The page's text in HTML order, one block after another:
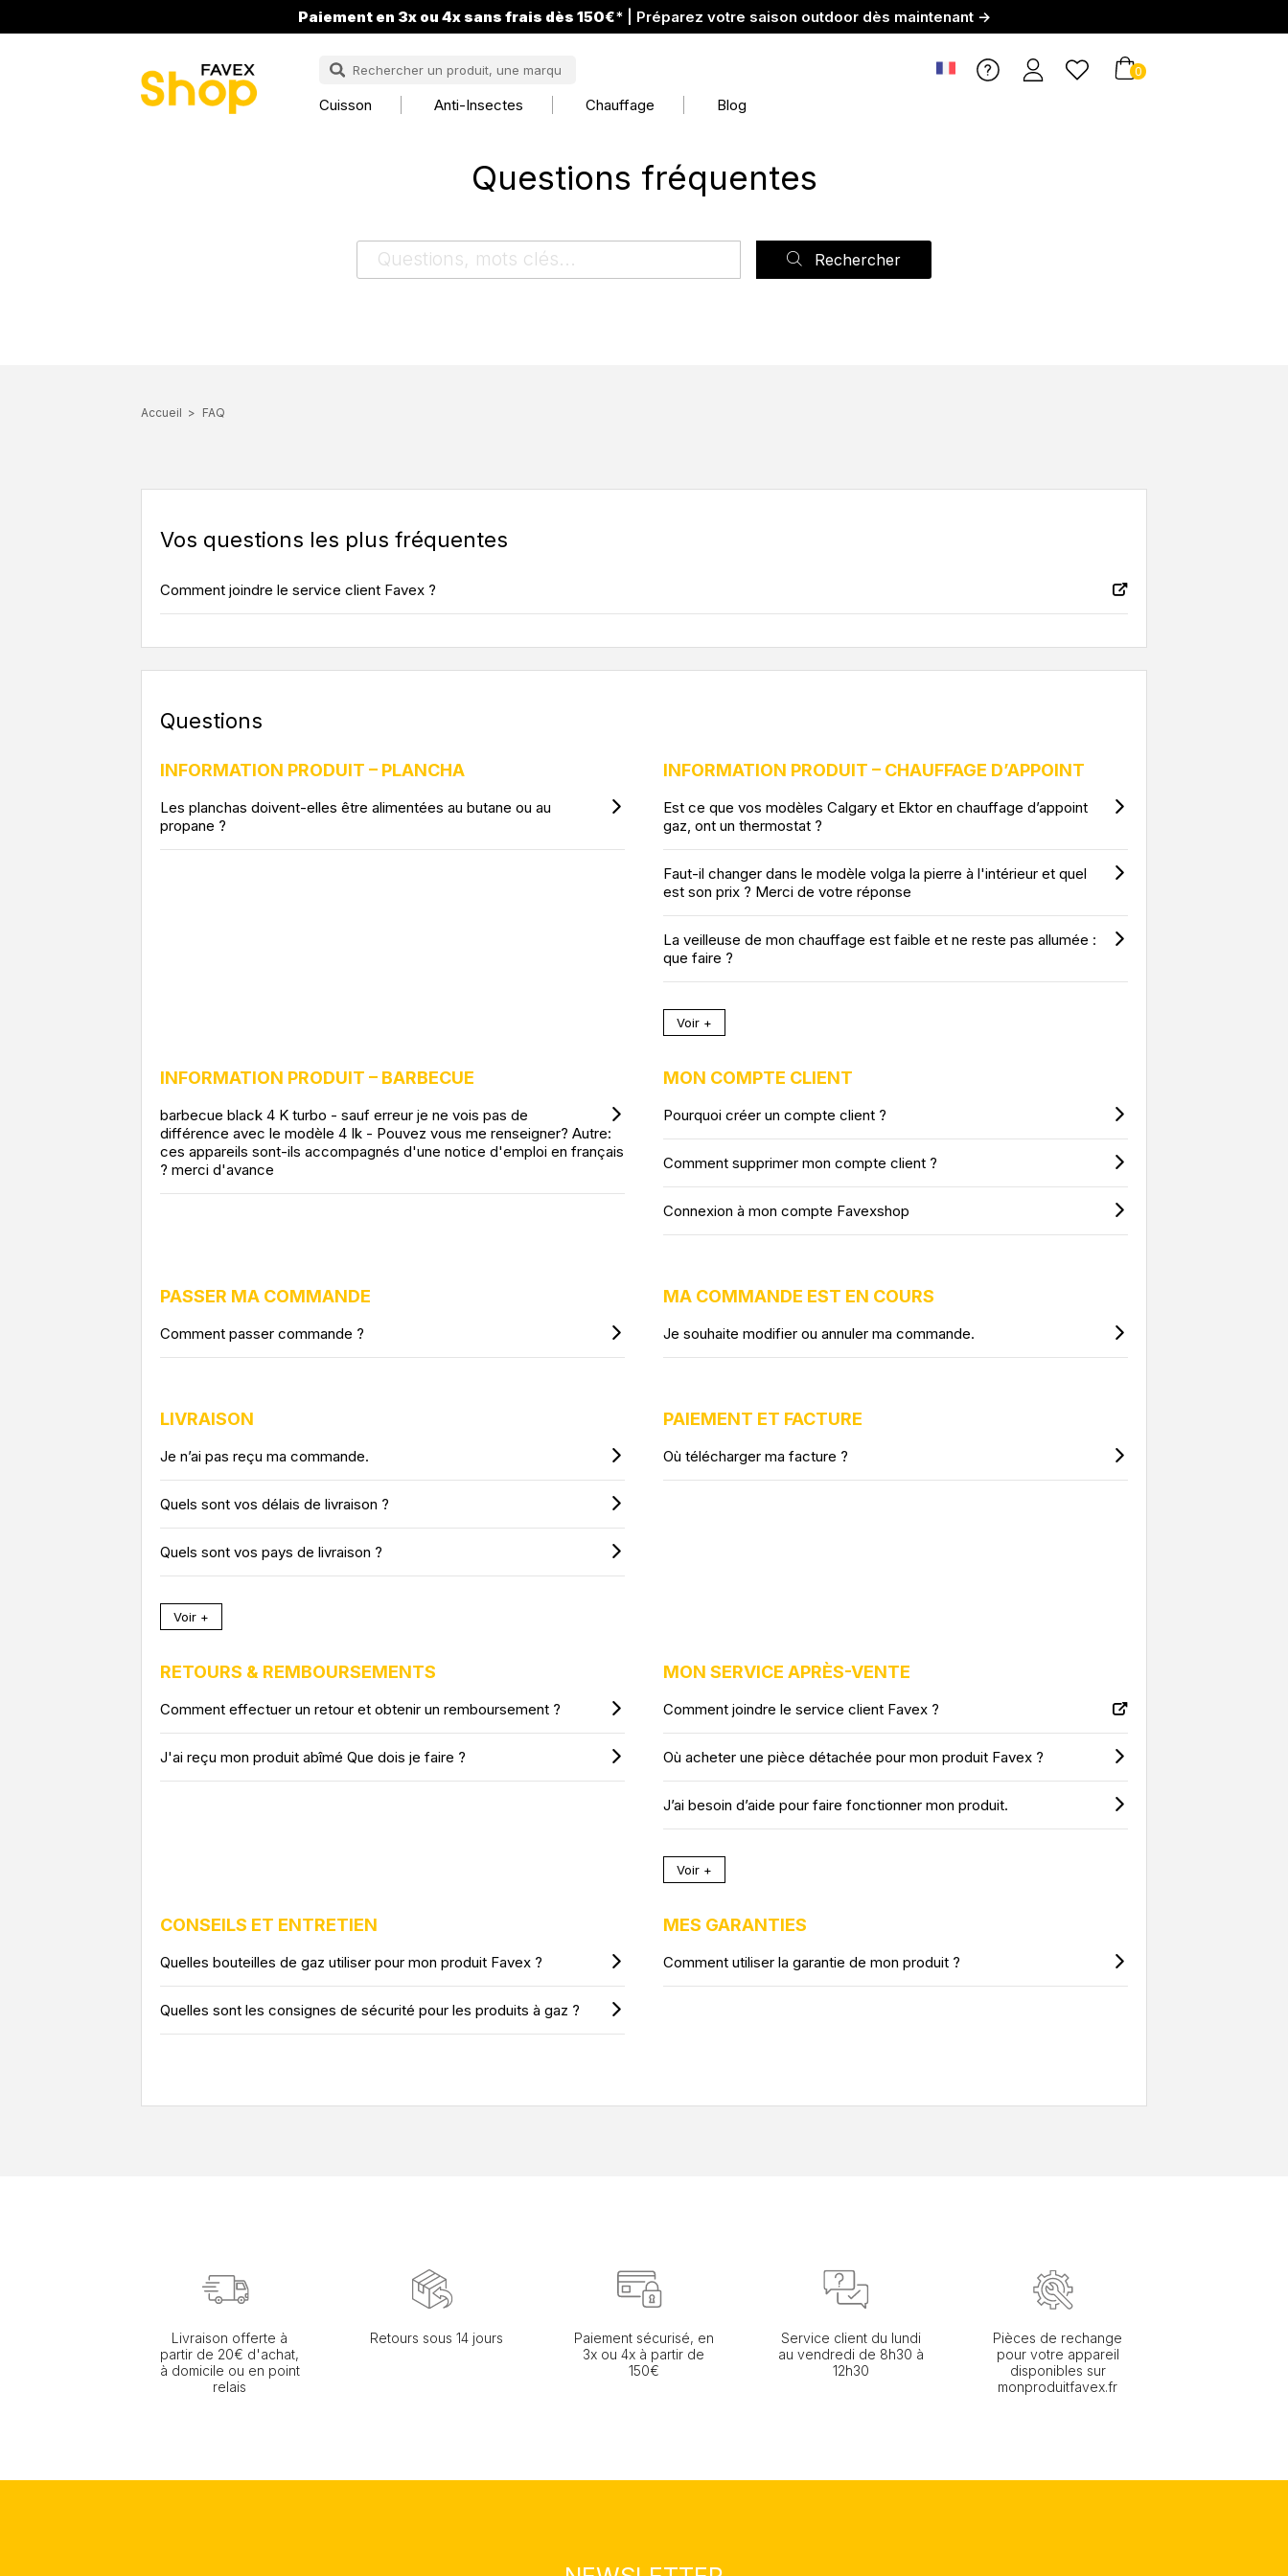
Paiement en 3x ou 4x sans frais dès 150€* | Préparez votre saison outdoor dès maintenant →
0
Cuisson Anti-Insectes Chauffage Blog
Questions fréquentes
Rechercher
Accueil FAQ
Vos questions les plus fréquentes
Comment joindre le service client Favex ?
Questions
INFORMATION PRODUIT – PLANCHA
Les planchas doivent-elles être alimentées au butane ou au
propane ?
INFORMATION PRODUIT – CHAUFFAGE D’APPOINT
Est ce que vos modèles Calgary et Ektor en chauffage d’appoint
gaz, ont un thermostat ?
Faut-il changer dans le modèle volga la pierre à l'intérieur et quel
est son prix ? Merci de votre réponse
La veilleuse de mon chauffage est faible et ne reste pas allumée :
que faire ?
Voir +
INFORMATION PRODUIT – BARBECUE
barbecue black 4 K turbo - sauf erreur je ne vois pas de
différence avec le modèle 4 Ik - Pouvez vous me renseigner? Autre:
ces appareils sont-ils accompagnés d'une notice d'emploi en français
? merci d'avance
MON COMPTE CLIENT
Pourquoi créer un compte client ?
Comment supprimer mon compte client ?
Connexion à mon compte Favexshop
PASSER MA COMMANDE
Comment passer commande ?
MA COMMANDE EST EN COURS
Je souhaite modifier ou annuler ma commande.
LIVRAISON
Je n’ai pas reçu ma commande.
Quels sont vos délais de livraison ?
Quels sont vos pays de livraison ?
Voir +
PAIEMENT ET FACTURE
Où télécharger ma facture ?
RETOURS & REMBOURSEMENTS
Comment effectuer un retour et obtenir un remboursement ?
J'ai reçu mon produit abîmé Que dois je faire ?
MON SERVICE APRÈS-VENTE
Comment joindre le service client Favex ?
Où acheter une pièce détachée pour mon produit Favex ?
J’ai besoin d’aide pour faire fonctionner mon produit.
Voir +
CONSEILS ET ENTRETIEN
Quelles bouteilles de gaz utiliser pour mon produit Favex ?
Quelles sont les consignes de sécurité pour les produits à gaz ?
MES GARANTIES
Comment utiliser la garantie de mon produit ?
Livraison offerte à
partir de 20€ d'achat,
à domicile ou en point
relais
Retours sous 14 jours
Paiement sécurisé, en
3x ou 4x à partir de
150€
Service client du lundi
au vendredi de 8h30 à
12h30
Pièces de rechange
pour votre appareil
disponibles sur
monproduitfavex.fr